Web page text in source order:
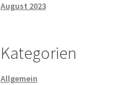
August 2023
Kategorien
Allgemein